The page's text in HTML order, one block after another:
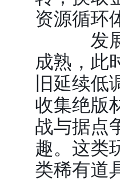
资源循环
发展到
成熟，此
旧延续低
收集绝版
战与据点
趣。这类
类稀有道